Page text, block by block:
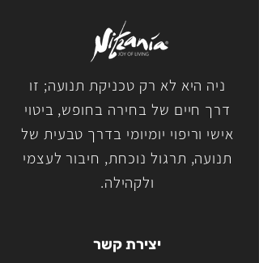
ניה היא לא רק טכניקת תנועה; זו
דרך חיים של בחירה בחופש, ביטוי
אישי וריפוי יומיומי בדרך טבעית של
תנועה, תרגול נוכחת, חיבור לעצמי
ולקהילה.
יצירת קשר